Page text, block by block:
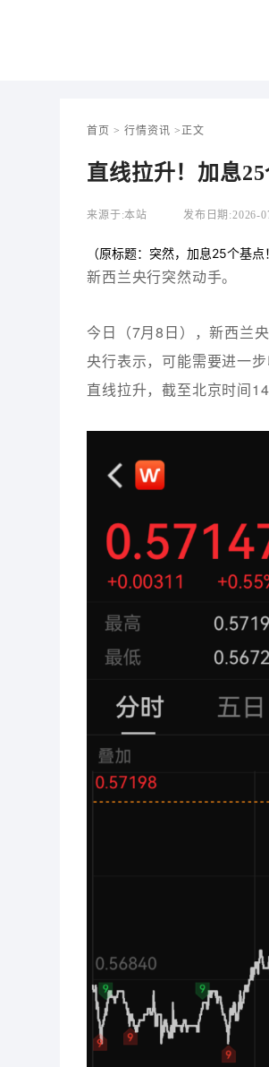
首页 > 行情资讯 >正文
直线拉升！加息
来源于:本站 发布日期:2026-
（原标题：突然，加息25个基
新西兰央行突然动手。
今日（7月8日），新西兰
央行表示，可能需要进一
直线拉升，截至北京时间